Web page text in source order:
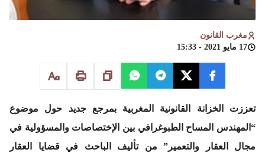
مغرب القانون
17 مايو 2021 - 15:33
تعززت الخزانة القانونية المغربية بمرجع جديد حول موضوع
“المهندس المساح الطبوغرافي بين الإختصاصات والمسؤولية في
مجال العقار والتعمير” من تأليف الباحث في قضايا العقار